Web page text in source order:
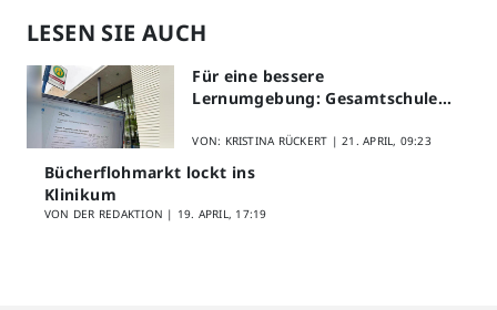
LESEN SIE AUCH
Für eine bessere
Lernumgebung: Gesamtschule
Schülerfeedback
VON: KRISTINA RÜCKERT |21. APRIL, 09:23
Bücherflohmarkt lockt ins
Klinikum
VON DER REDAKTION | 19. APRIL, 17:19